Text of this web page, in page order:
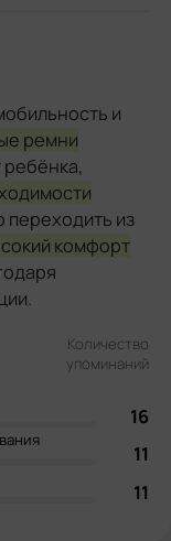
и
ремни
переходить из
комфорт
Количество
упоминаний
16
11
11